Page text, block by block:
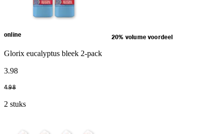
online 20% volume voordeel
Glorix eucalyptus bleek 2-pack
3.98
4.98
2 stuks